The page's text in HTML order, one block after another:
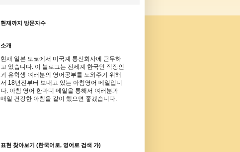
현재까지 방문자수
소개
현재 일본 도쿄에서 미국계 통신회사에 근무하
고 있습니다. 이 블로그는 전세계 한국인 직장인
과 유학생 여러분의 영어공부를 도와주기 위해
서 18년전부터 보내고 있는 아침영어 메일입니
다. 아침 영어 한마디 메일을 통해서 여러분과
매일 건강한 아침을 같이 했으면 좋겠습니다.
표현 찾아보기 (한국어로, 영어로 검색 가)